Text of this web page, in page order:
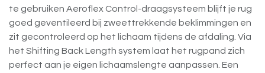
te gebruiken Aeroflex Control-draagsysteem blijft je rug
goed geventileerd bij zweettrekkende beklimmingen en
zit gecontroleerd op het lichaam tijdens de afdaling. Via
het Shifting Back Length system laat het rugpand zich
perfect aan je eigen lichaamslengte aanpassen. Een